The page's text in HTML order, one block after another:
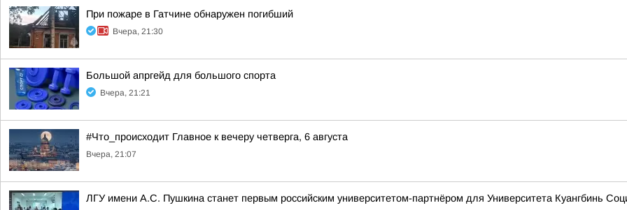
При пожаре в Гатчине обнаружен погибший
Вчера, 21:30
Большой апргейд для большого спорта
Вчера, 21:21
#Что_происходит Главное к вечеру четверга, 6 августа
Вчера, 21:07
ЛГУ имени А.С. Пушкина станет первым российским университетом-партнёром для Университета Куангбинь